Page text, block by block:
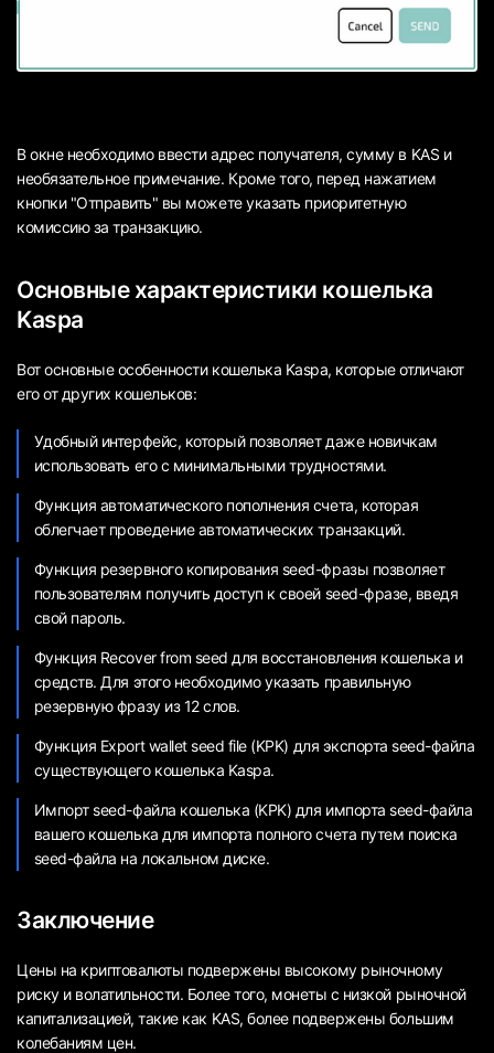
В окне необходимо ввести адрес получателя, сумму в KAS и
необязательное примечание. Кроме того, перед нажатием
кнопки "Отправить" вы можете указать приоритетную
комиссию за транзакцию.
Основные характеристики кошелька
Kaspa
Вот основные особенности кошелька Kaspa, которые отличают
его от других кошельков:
Удобный интерфейс, который позволяет даже новичкам
использовать его с минимальными трудностями.
Функция автоматического пополнения счета, которая
облегчает проведение автоматических транзакций.
Функция резервного копирования seed-фразы позволяет
пользователям получить доступ к своей seed-фразе, введя
свой пароль.
Функция Recover from seed для восстановления кошелька и
средств. Для этого необходимо указать правильную
резервную фразу из 12 слов.
Функция Export wallet seed file (KPK) для экспорта seed-файла
существующего кошелька Kaspa.
Импорт seed-файла кошелька (KPK) для импорта seed-файла
вашего кошелька для импорта полного счета путем поиска
seed-файла на локальном диске.
Заключение
Цены на криптовалюты подвержены высокому рыночному
риску и волатильности. Более того, монеты с низкой рыночной
капитализацией, такие как KAS, более подвержены большим
колебаниям цен.